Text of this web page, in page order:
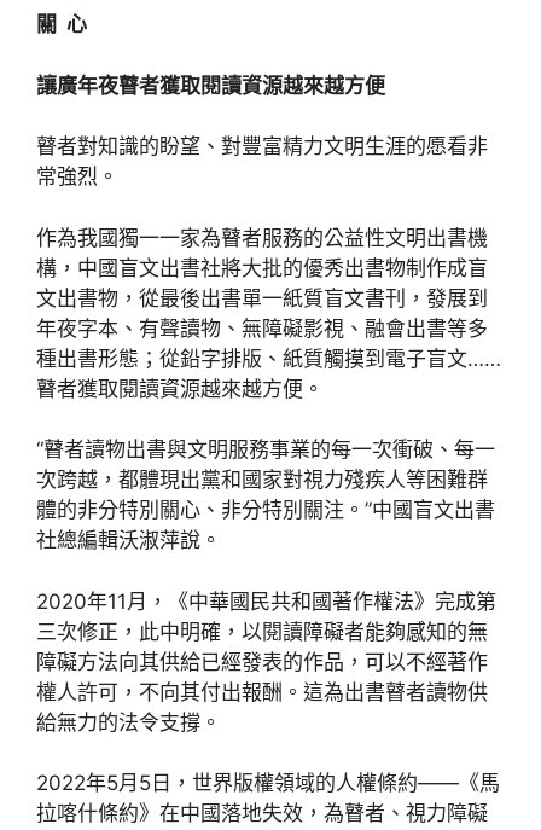
關 心
讓廣年夜瞽者獲取閱讀資源越來越方便
瞽者對知識的盼望、對豐富精力文明生涯的愿看非
常強烈。
作為我國獨一一家為瞽者服務的公益性文明出書機
構，中國盲文出書社將大批的優秀出書物制作成盲
文出書物，從最後出書單一紙質盲文書刊，發展到
年夜字本、有聲讀物、無障礙影視、融會出書等多
種出書形態；從鉛字排版、紙質觸摸到電子盲文……
瞽者獲取閱讀資源越來越方便。
“瞽者讀物出書與文明服務事業的每一次衝破、每一
次跨越，都體現出黨和國家對視力殘疾人等困難群
體的非分特別關心、非分特別關注。”中國盲文出書
社總編輯沃淑萍說。
2020年11月，《中華國民共和國著作權法》完成第
三次修正，此中明確，以閱讀障礙者能夠感知的無
障礙方法向其供給已經發表的作品，可以不經著作
權人許可，不向其付出報酬。這為出書瞽者讀物供
給無力的法令支撐。
2022年5月5日，世界版權領域的人權條約——《馬
拉喀什條約》在中國落地失效，為瞽者、視力障礙